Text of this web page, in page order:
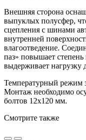
Внешняя сторона
выпуклых полусфер,
сцепления с шинами
внутренней
влагоотведение.
паз» повышает
выдерживает нагрузку
Температурный режим
Монтаж необходимо
болтов 12х120 мм.
Смотрите также